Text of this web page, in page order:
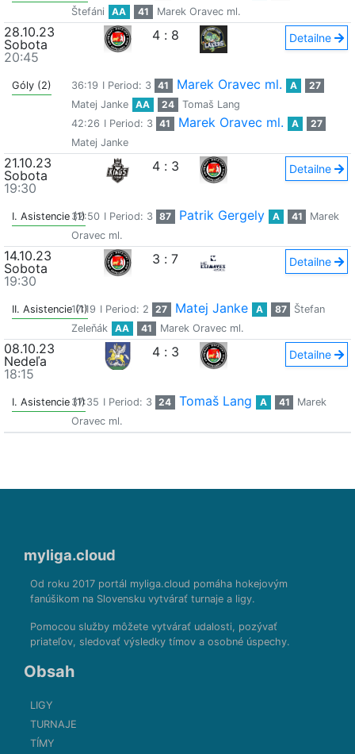
Štefáni
AA 41 Marek Oravec ml.
28.10.23
Sobota
20:45
4 : 8 Detailne
Góly (2) 36:19 I Period: 3 41 Marek Oravec ml. A
27
Matej Janke
AA 24
Tomaš Lang
42:26 I Period: 3 41 Marek Oravec ml. A
27
Matej Janke
21.10.23
Sobota
19:30
4 : 3 Detailne
I. Asistencie (1)32:50 I Period: 3 87 Patrik Gergely A 41
Marek
Oravec ml.
14.10.23
Sobota
19:30
3 : 7 Detailne
II. Asistencie (1)
17:19 I Period: 2 27 Matej Janke A 87
Štefan
Zeleňák
AA 41 Marek Oravec ml.
08.10.23
Nedeľa
18:15
4 : 3 Detailne
I. Asistencie (1)37:35 I Period: 3 24 Tomaš Lang A 41
Marek
Oravec ml.
myliga.cloud
Od roku 2017 portál myliga.cloud pomáha hokejovým
fanúšikom na Slovensku vytvárať turnaje a ligy.
Pomocou služby môžete vytvárať udalosti, pozývať
priateľov, sledovať výsledky tímov a osobné úspechy.
Obsah
LIGY
TURNAJE
TÍMY